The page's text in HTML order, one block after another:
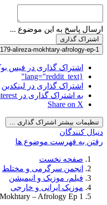
ارسال پاسخ به این موضوع ...
اشتراک گذاری
alireza-mokhtary-afrology-ep-1/
اشتراک گذاری در فیس
{lang="reddit_text"
اشتراک گذاری در لینکدین
به اشتراک گذاری در Pinterest
Share on X
تنظیمات بیشتر اشتراک گذاری ...
دنبال کنندگان
رفتن به فهرست موضوع ها
صفحه نخست
انجمن سرگرمی و مختلط
فیلم، موزیک و انیمیشن
موزیک ایرانی و خارجی
– Afrology Ep 1